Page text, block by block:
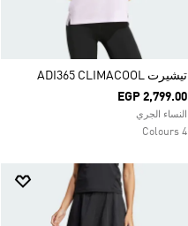
تيشيرت ADI365 CLIMACOOL
EGP 2,799.00
النساء الجري
4 Colours